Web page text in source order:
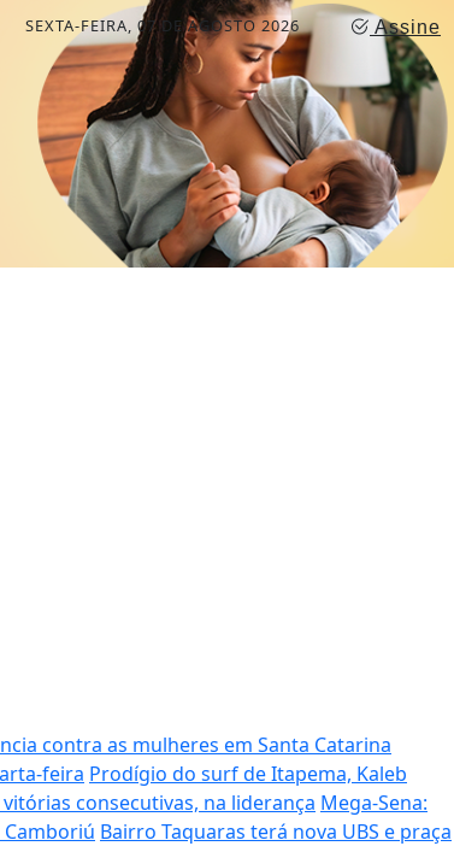
Assine
SEXTA-FEIRA, 07 DE AGOSTO 2026
contra as mulheres em Santa Catarina
feira Prodígio do surf de Itapema, Kaleb
consecutivas, na liderança Mega-Sena:
Camboriú Bairro Taquaras terá nova UBS e praça